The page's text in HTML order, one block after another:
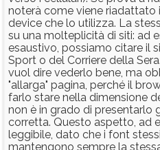
noterà come viene riadattato
device che lo utilizza. La
su una molteplicità di siti: ad
esaustivo, possiamo citare il
Sport o del Corriere della
vuol dire vederlo bene, ma
"allarga" pagina, perché il
farlo stare nella dimensione
non è in grado di presentarlo
corretta. Questo aspetto, ad
leggibile, dato che i font
mantengono sempre la